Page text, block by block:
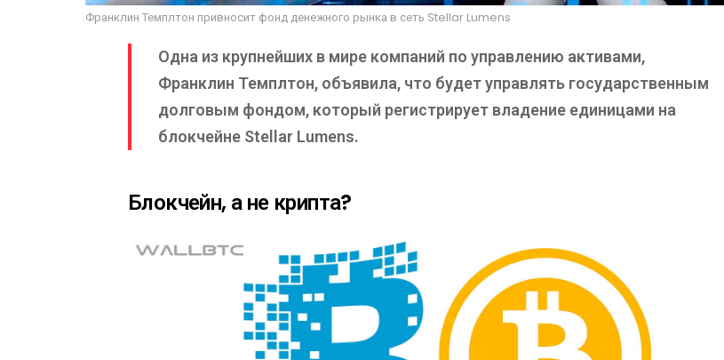
Франклин Темплтон привносит фонд денежного рынка в сеть Stellar Lumens
Одна из крупнейших в мире компаний по управлению активами,
Франклин Темплтон, объявила, что будет управлять государственным
долговым фондом, который регистрирует владение единицами на
блокчейне Stellar Lumens.
Блокчейн, а не крипта?